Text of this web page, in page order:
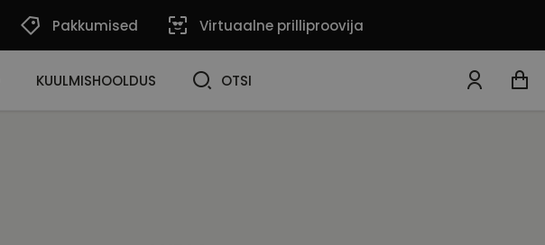
Pakkumised Virtuaalne prilliproovija
KUULMISHOOLDUS OTSI